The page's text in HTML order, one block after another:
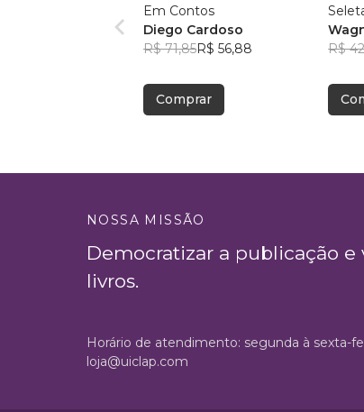
Em Contos
Diego Cardoso
R$ 71,85R$ 56,88
Comprar
R$
NOSSA MISSÃO
Democratizar a publicação e
livros.
Horário de atendimento: segunda à sexta-
loja@uiclap.com